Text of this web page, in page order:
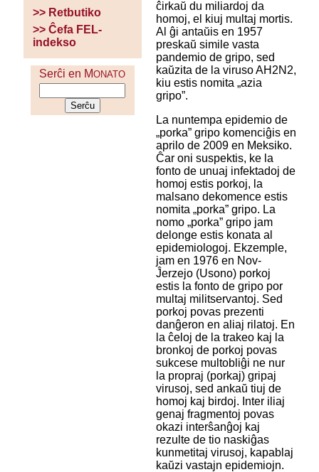
>> Retbutiko
>> Ĉefa FEL-
indekso
Serĉi en MONATO
ĉirkaŭ du miliardoj da
homoj, el kiuj multaj mortis.
Al ĝi antaŭis en 1957
preskaŭ simile vasta
pandemio de gripo, sed
kaŭzita de la viruso AH2N2,
kiu estis nomita „azia
gripo”.
La nuntempa epidemio de
„porka” gripo komenciĝis en
aprilo de 2009 en Meksiko.
Ĉar oni suspektis, ke la
fonto de unuaj infektadoj de
homoj estis porkoj, la
malsano dekomence estis
nomita „porka” gripo. La
nomo „porka” gripo jam
delonge estis konata al
epidemiologoj. Ekzemple,
jam en 1976 en Nov-
Ĵerzejo (Usono) porkoj
estis la fonto de gripo por
multaj militservantoj. Sed
porkoj povas prezenti
danĝeron en aliaj rilatoj. En
la ĉeloj de la trakeo kaj la
bronkoj de porkoj povas
sukcese multobliĝi ne nur
la propraj (porkaj) gripaj
virusoj, sed ankaŭ tiuj de
homoj kaj birdoj. Inter iliaj
genaj fragmentoj povas
okazi interŝanĝoj kaj
rezulte de tio naskiĝas
kunmetitaj virusoj, kapablaj
kaŭzi vastajn epidemiojn.